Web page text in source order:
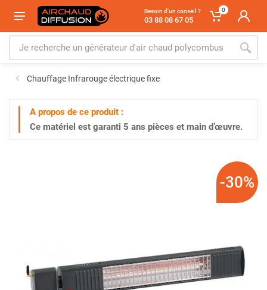
Besoin d'un conseil ?
03 88 08 67 05
0
Chauffage Infrarouge électrique fixe
A propos de ce produit :
Ce matériel est garanti 5 ans pièces et main d’œuvre.
-30%